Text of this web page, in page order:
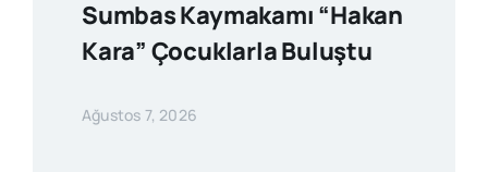
Sumbas Kaymakamı “Hakan
Kara” Çocuklarla Buluştu
Ağustos 7, 2026